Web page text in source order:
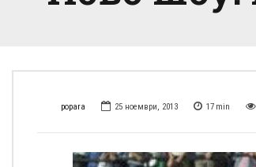
popara 25 ноември, 2013 17 min